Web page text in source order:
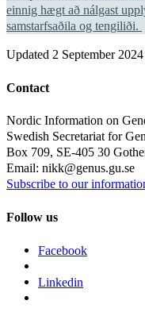
einnig hægt að nálgast
samstarfsaðila og tengiliði.
Updated 2 September 2024
Contact
Nordic Information on
Swedish Secretariat for
Box 709, SE-405 30
Email: nikk@genus.gu.se
Subscribe to our
Follow us
Facebook
Linkedin